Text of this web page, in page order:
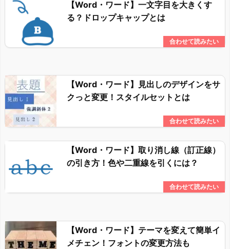
【Word・ワード】一文字目を大きくす
る？ドロップキャップとは
【Word・ワード】見出しのデザインをサ
クっと変更！スタイルセットとは
【Word・ワード】取り消し線（訂正線）
の引き方！色や二重線を引くには？
【Word・ワード】テーマを変えて簡単イ
メチェン！フォントの変更方法も